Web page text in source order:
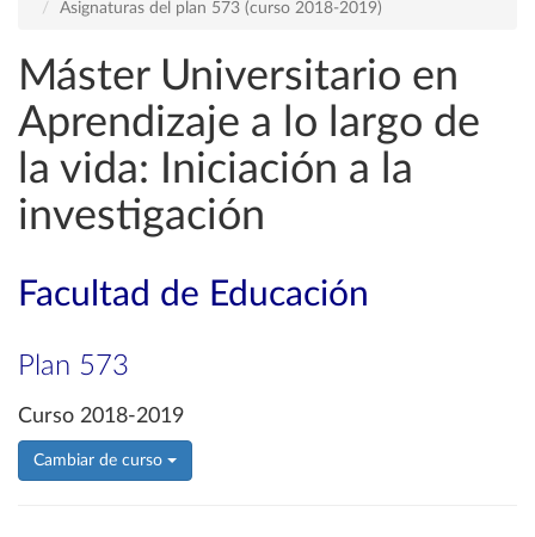
Asignaturas del plan 573 (curso 2018-2019)
Máster Universitario en
Aprendizaje a lo largo de
la vida: Iniciación a la
investigación
Facultad de Educación
Plan 573
Curso 2018-2019
Cambiar de curso